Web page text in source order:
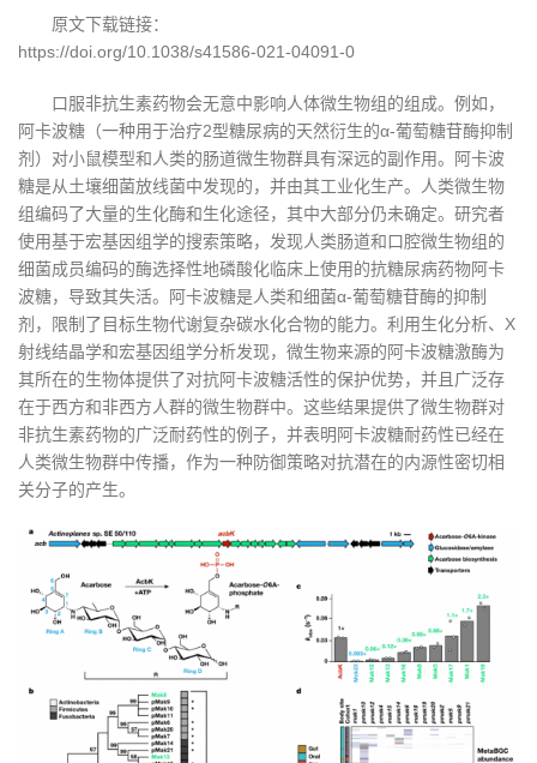
原文下载链接：
https://doi.org/10.1038/s41586-021-04091-0
口服非抗生素药物会无意中影响人体微生物组的组成。例如，
阿卡波糖（一种用于治疗2型糖尿病的天然衍生的α-葡萄糖苷酶抑制
剂）对小鼠模型和人类的肠道微生物群具有深远的副作用。阿卡波
糖是从土壤细菌放线菌中发现的，并由其工业化生产。人类微生物
组编码了大量的生化酶和生化途径，其中大部分仍未确定。研究者
使用基于宏基因组学的搜索策略，发现人类肠道和口腔微生物组的
细菌成员编码的酶选择性地磷酸化临床上使用的抗糖尿病药物阿卡
波糖，导致其失活。阿卡波糖是人类和细菌α-葡萄糖苷酶的抑制
剂，限制了目标生物代谢复杂碳水化合物的能力。利用生化分析、X
射线结晶学和宏基因组学分析发现，微生物来源的阿卡波糖激酶为
其所在的生物体提供了对抗阿卡波糖活性的保护优势，并且广泛存
在于西方和非西方人群的微生物群中。这些结果提供了微生物群对
非抗生素药物的广泛耐药性的例子，并表明阿卡波糖耐药性已经在
人类微生物群中传播，作为一种防御策略对抗潜在的内源性密切相
关分子的产生。